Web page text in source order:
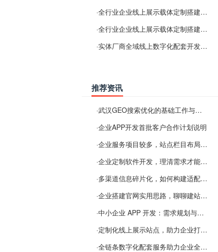
·全行业企业线上展示载体定制搭建服务
·全行业企业线上展示载体定制搭建服务
·实体厂商全域线上数字化配套开发与地域检索优化服务
推荐资讯
·武汉GEO搜索优化的基础工作与实施思路
·企业APP开发首批客户合作计划说明
·企业服务项目较多，站点栏目布局规划参考思路
·企业定制软件开发，理清需求才能提升数字化落地效率
·多渠道信息碎片化，如何构建适配 AI 检索的品牌信息源
·企业搭建官网实用思路，聊聊建站容易忽视的问题
·中小企业 APP 开发：需求规划与项目落地避坑经验分享
·定制化线上展示站点，助力企业打通线上经营渠道
·全链条数字化配套服务助力企业全域线上经营